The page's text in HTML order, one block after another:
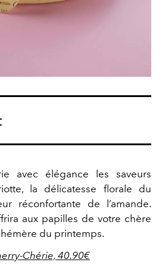
avec élégance les saveurs
la délicatesse florale du
réconfortante de l’amande.
aux papilles de votre chère
du printemps.
Chérie, 40.90€